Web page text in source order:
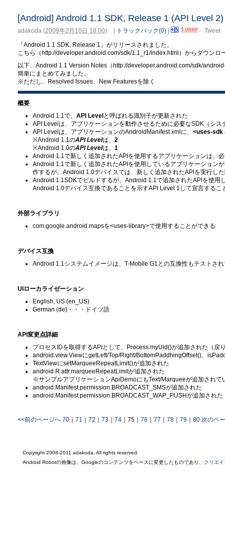
[Android] Android 1.1 SDK, Release 1 (API Level 2)
adakoda (2009年2月10日 18:00) トラックバック(0)
Tweet
「Android 1.1 SDK, Release 1」がリリースされました。
こちら（http://developer.android.com/sdk/1.1_r1/index.html）からダウンロ
以下、Android 1.1 Version Notes（http://developer.android.com/sdk/
簡単にまとめてみました。
※ただし、Resolved Issues、New Featuresを除く
概要
Android 1.1で、 API Levelと呼ばれる識別子が更新された
API Levelは、アプリケーションを動作させるために必要なSDK（シス
API Levelは、アプリケーションのAndroidManifest.xmlに、 <uses-sdk
※Android 1.1のAPI Levelは、 2
※Android 1.0のAPI Levelは、 1
Android 1.1で新しく追加されたAPIを使用するアプリケーションは、
Android 1.1で新しく追加されたAPIを使用しているアプリケーション
作するが、Android 1.0デバイスでは、新しく追加されたAPIを実行し
Android 1.1SDKでビルドするが、Android 1.1で追加されたAPIを使用
Android 1.0デバイス互換であることを示すAPI Level 1して宣言するこ
外部ライブラリ
com.google.android.mapsを<uses-library>で使用することができる
デバイス互換
Android 1.1システムイメージは、T-Mobile G1との互換性もテストさ
UIローカライゼーション
English, US (en_US)
German (de)・・・ドイツ語
API変更点詳細
プロセスIDを取得するAPIとして、Process.myUid()が追加された（戻
android.view.ViewにgetLeft/Top/Right/BottomPaddhingOffset()、
TextViewにsetMarqueeRepeatLimit()が追加された
android.R.attr.marqueeRepeatLimitが追加された
※サンプルアプリケーションApiDemoにもText/Marqueeが追加されて
android.Manifest.permission.BROADCAST_SMSが追加された
android.Manifest.permission.BROADCAST_WAP_PUSHが追加された
<<前のページへ 70 ｜ 71 ｜ 72 ｜ 73 ｜ 74 ｜ 75 ｜ 76 ｜ 77 ｜ 78 ｜ 79 ｜ 80 次のペ
Copyright 2008-2011 adakoda, All rights reserved.
Android Robotの画像は、Googleのコンテンツをベースに変更したものであり、 クリエ